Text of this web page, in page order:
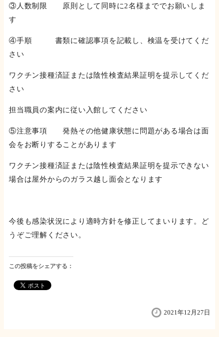
③人数制限 原則として同時に2名様まででお願いしま
す
④手順 書類に確認事項を記載し、検温を受けてくだ
さい
ワクチン接種済証または陰性検査結果証明を提示してくだ
さい
担当職員の案内に従い入館してください
⑤注意事項 発熱その他健康状態に問題がある場合は面
会をお断りすることがあります
ワクチン接種済証または陰性検査結果証明を提示できない
場合は屋外からのガラス越し面会となります
今後も感染状況により適時方針を修正してまいります。ど
うぞご理解ください。
この投稿をシェアする：
2021年12月27日